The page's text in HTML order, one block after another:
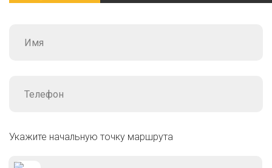
Укажите начальную точку маршрута